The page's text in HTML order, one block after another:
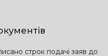
строк подачі заяв до